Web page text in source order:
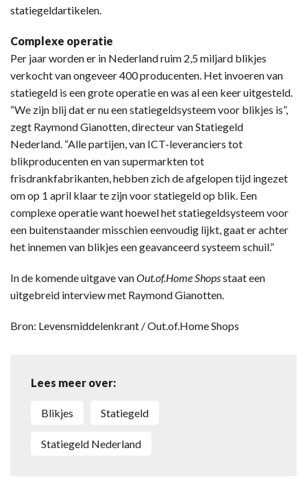
statiegeldartikelen.
Complexe operatie
Per jaar worden er in Nederland ruim 2,5 miljard blikjes
verkocht van ongeveer 400 producenten. Het invoeren van
statiegeld is een grote operatie en was al een keer uitgesteld.
“We zijn blij dat er nu een statiegeldsysteem voor blikjes is”,
zegt Raymond Gianotten, directeur van Statiegeld
Nederland. “Alle partijen, van ICT-leveranciers tot
blikproducenten en van supermarkten tot
frisdrankfabrikanten, hebben zich de afgelopen tijd ingezet
om op 1 april klaar te zijn voor statiegeld op blik. Een
complexe operatie want hoewel het statiegeldsysteem voor
een buitenstaander misschien eenvoudig lijkt, gaat er achter
het innemen van blikjes een geavanceerd systeem schuil.”
In de komende uitgave vanOut.of.Home Shopsstaat een
uitgebreid interview met Raymond Gianotten.
Bron: Levensmiddelenkrant / Out.of.Home Shops
Lees meer over:
blikjes statiegeld
Statiegeld Nederland